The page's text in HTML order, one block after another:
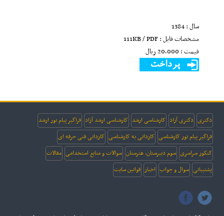
سال : 1384
مشخصات فایل : 111KB / PDF
قیمت : 20,000 ريال
دکتری دکتری آزاد کارشناسی ارشد کارشناسی ارشد آزاد فراگیر پیام نور ارشد
فراگیر پیام نور کارشناسی کاردانی به کارشناسی کاردانی فنی حرفه ای
کنکور سراسری سوم دبیرستان، هنرستان سوالات و منابع استخدامی مقالات
پشتیبانی سوال و جواب اخبار قوانین سایت